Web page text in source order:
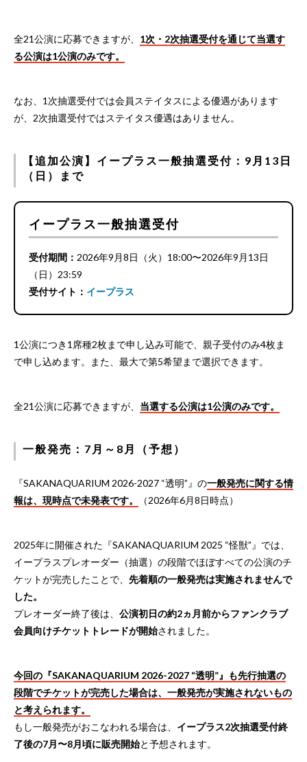
全21公演に応募できますが、 1次・2次抽選受付を通じて当選す
る公演は1公演のみです。
なお、1次抽選受付では会員ステイタスによる優遇があります
が、2次抽選受付ではステイタス優遇はありません。
【追加公演】イープラス一般抽選受付：9月13日
（日）まで
イープラス一般抽選受付
受付期間： 2026年9月8日（火）18:00〜2026年9月13日
（日）23:59
受付サイト： イープラス
1公演につき1席種2枚まで申し込み可能で、親子受付のみ4枚ま
で申し込めます。また、最大で第5希望まで選択できます。
全21公演に応募できますが、 当選する公演は1公演のみです。
一般発売：7月～8月（予想）
『SAKANAQUARIUM 2026-2027 “透明”』の一般発売に関する情
報は、現時点で未発表です。
（2026年6月8日時点）
2025年に開催された『SAKANAQUARIUM 2025 “怪獣”』では、
イープラスプレオーダー（抽選）の段階でほぼすべての公演のチ
ケットが完売したことで、 先着順の一般発売は実施されませんで
した。
プレオーダー終了後は、 公演初日の約2ヵ月前からファンクラブ
会員向けチケットトレードが開始されました。
今回の『SAKANAQUARIUM 2026-2027 “透明”』も先行抽選の
段階でチケットが完売した場合は、一般発売が実施されないもの
と考えられます。
もし一般発売がおこなわれる場合は、 イープラス2次抽選受付終
了後の7月〜8月頃に販売開始と予想されます。